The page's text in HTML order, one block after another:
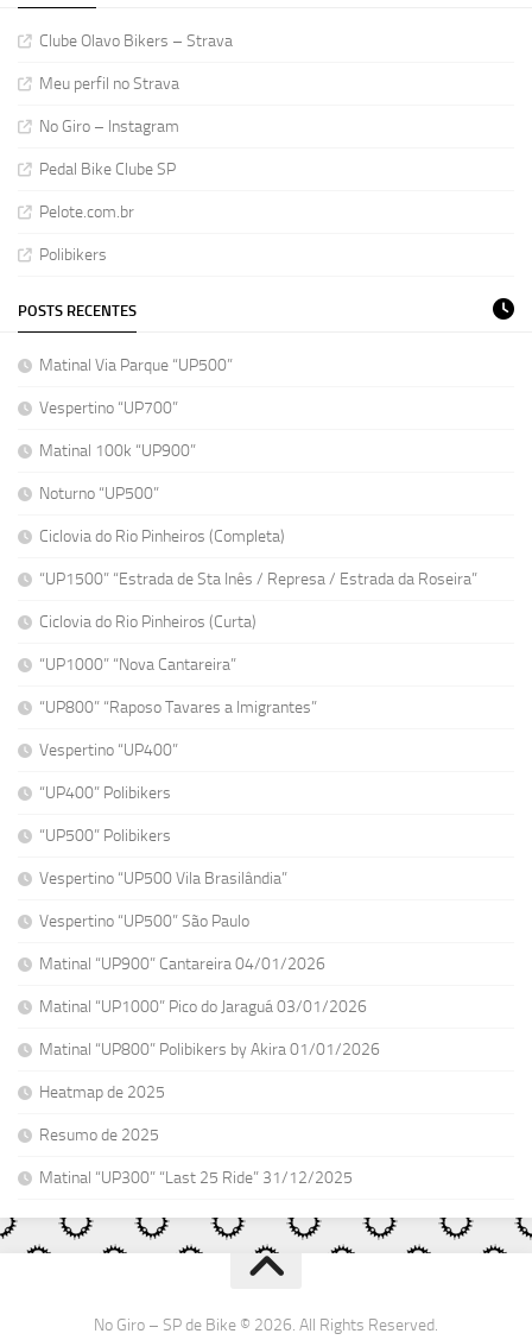
Clube Olavo Bikers – Strava
Meu perfil no Strava
No Giro – Instagram
Pedal Bike Clube SP
Pelote.com.br
Polibikers
POSTS RECENTES
Matinal Via Parque “UP500”
Vespertino “UP700”
Matinal 100k “UP900”
Noturno “UP500”
Ciclovia do Rio Pinheiros (Completa)
“UP1500” “Estrada de Sta Inês / Represa / Estrada da Roseira”
Ciclovia do Rio Pinheiros (Curta)
“UP1000” “Nova Cantareira”
“UP800” “Raposo Tavares a Imigrantes”
Vespertino “UP400”
“UP400” Polibikers
“UP500” Polibikers
Vespertino “UP500 Vila Brasilândia”
Vespertino “UP500” São Paulo
Matinal “UP900” Cantareira 04/01/2026
Matinal “UP1000” Pico do Jaraguá 03/01/2026
Matinal “UP800” Polibikers by Akira 01/01/2026
Heatmap de 2025
Resumo de 2025
Matinal “UP300” “Last 25 Ride” 31/12/2025
No Giro – SP de Bike © 2026. All Rights Reserved.